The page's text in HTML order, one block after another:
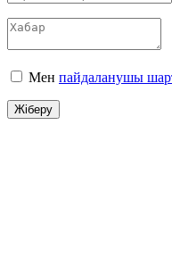
Мен пайдаланушы
Жіберу